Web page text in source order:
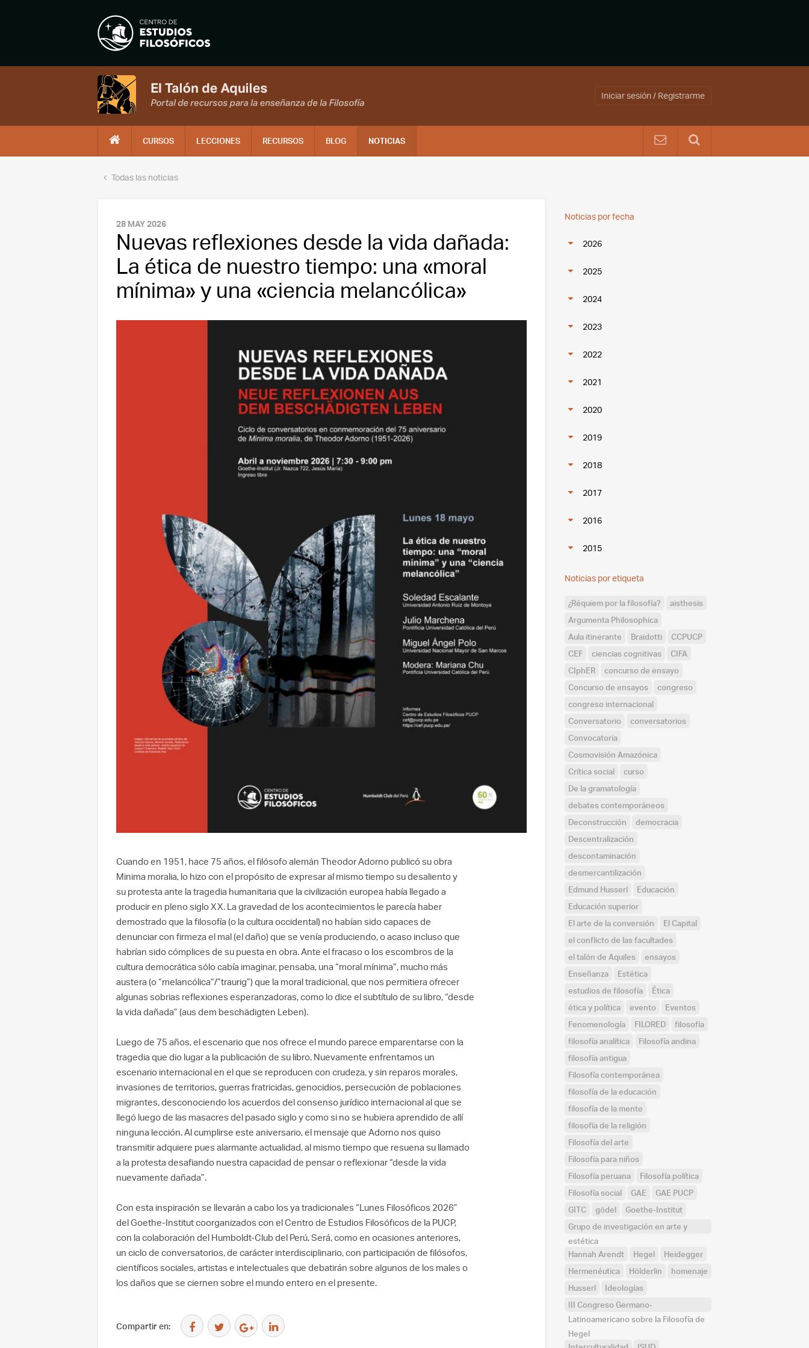
Iniciar sesión / Registrarme
CURSOS LECCIONES RECURSOS BLOG NOTICIAS
Todas las noticias
28 MAY 2026
Nuevas reflexiones desde la vida dañada:
La ética de nuestro tiempo: una «moral
mínima» y una «ciencia melancólica»
Cuando en 1951, hace 75 años, el filósofo alemán Theodor Adorno publicó su obra
Minima moralia, lo hizo con el propósito de expresar al mismo tiempo su desaliento y
su protesta ante la tragedia humanitaria que la civilización europea había llegado a
producir en pleno siglo XX. La gravedad de los acontecimientos le parecía haber
demostrado que la filosofía (o la cultura occidental) no habían sido capaces de
denunciar con firmeza el mal (el daño) que se venía produciendo, o acaso incluso que
habrían sido cómplices de su puesta en obra. Ante el fracaso o los escombros de la
cultura democrática sólo cabía imaginar, pensaba, una “moral mínima”, mucho más
austera (o “melancólica”/”traurig”) que la moral tradicional, que nos permitiera ofrecer
algunas sobrias reflexiones esperanzadoras, como lo dice el subtítulo de su libro, “desde
la vida dañada” (aus dem beschädigten Leben).
Luego de 75 años, el escenario que nos ofrece el mundo parece emparentarse con la
tragedia que dio lugar a la publicación de su libro. Nuevamente enfrentamos un
escenario internacional en el que se reproducen con crudeza, y sin reparos morales,
invasiones de territorios, guerras fratricidas, genocidios, persecución de poblaciones
migrantes, desconociendo los acuerdos del consenso jurídico internacional al que se
llegó luego de las masacres del pasado siglo y como si no se hubiera aprendido de allí
ninguna lección. Al cumplirse este aniversario, el mensaje que Adorno nos quiso
transmitir adquiere pues alarmante actualidad, al mismo tiempo que resuena su llamado
a la protesta desafiando nuestra capacidad de pensar o reflexionar “desde la vida
nuevamente dañada”.
Con esta inspiración se llevarán a cabo los ya tradicionales “Lunes Filosóficos 2026”
del Goethe-Institut coorganizados con el Centro de Estudios Filosóficos de la PUCP,
con la colaboración del Humboldt-Club del Perú. Será, como en ocasiones anteriores,
un ciclo de conversatorios, de carácter interdisciplinario, con participación de filósofos,
científicos sociales, artistas e intelectuales que debatirán sobre algunos de los males o
los daños que se ciernen sobre el mundo entero en el presente.
Compartir en:
Noticias por fecha
2026
2025
2024
2023
2022
2021
2020
2019
2018
2017
2016
2015
Noticias por etiqueta
¿Réquiem por la filosofía?
aisthesis
Argumenta Philosophica
Aula itinerante
Braidotti
CCPUCP
CEF
ciencias cognitivas
CIFA
CIphER
concurso de ensayo
Concurso de ensayos
congreso
congreso internacional
Conversatorio
conversatorios
Convocatoria
Cosmovisión Amazónica
Crítica social
curso
De la gramatología
debates contemporáneos
Deconstrucción
democracia
Descentralización
descontaminación
desmercantilización
Edmund Husserl
Educación
Educación superior
El arte de la conversión
El Capital
el conflicto de las facultades
el talón de Aquiles
ensayos
Enseñanza
Estética
estudios de filosofía
Ética
ética y política
evento
Eventos
Fenomenología
FILORED
filosofía
filosofía analítica
Filosofía andina
filosofía antigua
Filosofía contemporánea
filosofía de la educación
filosofía de la mente
filosofía de la religión
Filosofía del arte
Filosofía para niños
Filosofía peruana
Filosofía política
Filosofía social
GAE
GAE PUCP
GITC
gödel
Goethe-Institut
Grupo de investigación en arte y
estética
Hannah Arendt
Hegel
Heidegger
Hermenéutica
Hölderlin
homenaje
Husserl
Ideologías
III Congreso Germano-
Latinoamericano sobre la Filosofía de
Hegel